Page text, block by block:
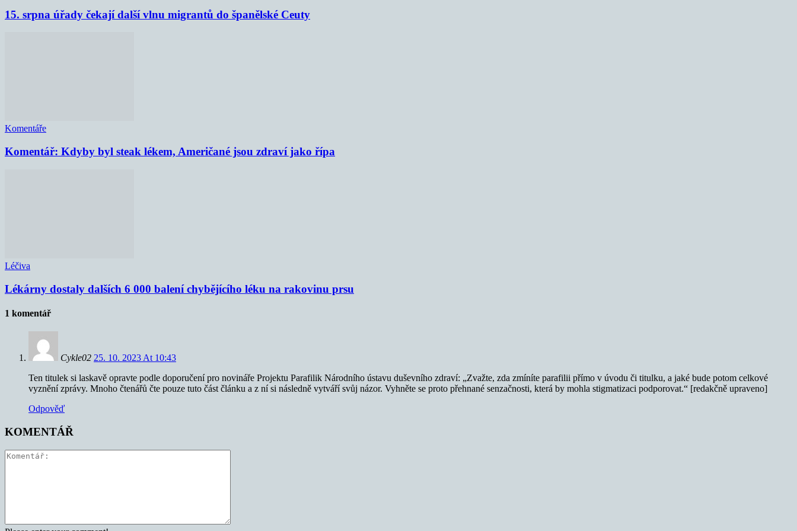
15. srpna úřady čekají další vlnu migrantů do španělské Ceuty
Komentáře
Komentář: Kdyby byl steak lékem, Američané jsou zdraví jako řípa
Léčiva
Lékárny dostaly dalších 6 000 balení chybějícího léku na rakovinu prsu
1 komentář
Cykle02 25. 10. 2023 At 10:43
Ten titulek si laskavě opravte podle doporučení pro novináře Projektu Parafilik Národního ústavu duševního zdraví: „Zvažte, zda zmíníte parafilii přímo v úvodu či titulku, a jaké bude potom celkové
vyznění zprávy. Mnoho čtenářů čte pouze tuto část článku a z ní si následně vytváří svůj názor. Vyhněte se proto přehnané senzačnosti, která by mohla stigmatizaci podporovat.“ [redakčně upraveno]
Odpověď
KOMENTÁŘ